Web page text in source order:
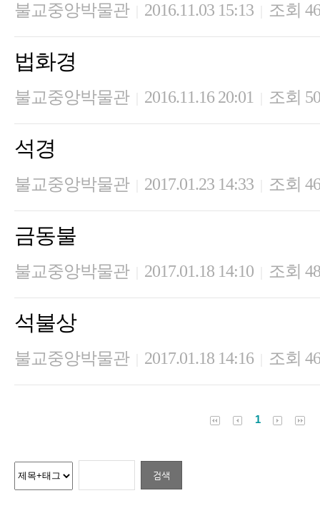
불교중앙박물관 2016.11.03 15:13 조회
법화경
불교중앙박물관 2016.11.16 20:01 조회
석경
불교중앙박물관 2017.01.23 14:33 조회
금동불
불교중앙박물관 2017.01.18 14:10 조회
석불상
불교중앙박물관 2017.01.18 14:16 조회
1